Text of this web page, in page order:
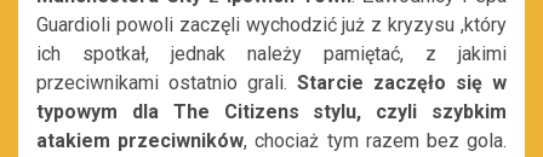
Guardioli powoli zaczęli wychodzić już z kryzysu ,który
ich spotkał, jednak należy pamiętać, z jakimi
przeciwnikami ostatnio grali. Starcie zaczęło się w
typowym dla The Citizens stylu, czyli szybkim
atakiem przeciwników, chociaż tym razem bez gola.